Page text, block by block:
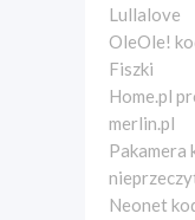
Lullalove
OleOle!
Fiszki
Home.pl
merlin.pl
Pakamera
Neonet